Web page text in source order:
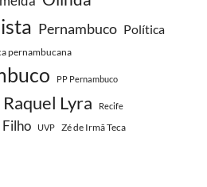
Pernambuco Política
pernambucana
PP Pernambuco
Raquel Lyra Recife
Filho UVP
Zé de Irmã Teca